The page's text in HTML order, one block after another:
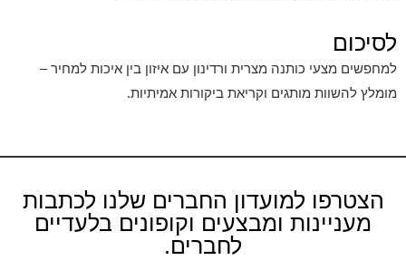
לסיכום
למחפשים מצעי כותנה מצרית ורדינון עם איזון בין איכות למחיר –
מומלץ להשוות מותגים וקריאת ביקורות אמיתיות.
הצטרפו למועדון החברים שלנו לכתבות
מעניינות ומבצעים וקופונים בלעדיים
לחברים.